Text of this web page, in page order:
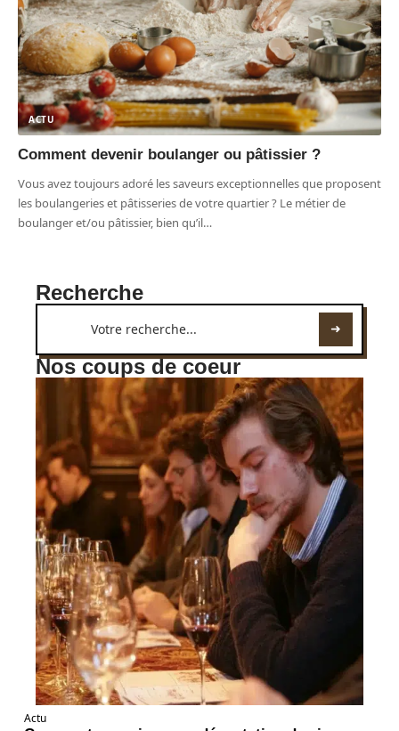
ACTU
Comment devenir boulanger ou pâtissier ?
Vous avez toujours adoré les saveurs exceptionnelles que proposent
les boulangeries et pâtisseries de votre quartier ? Le métier de
boulanger et/ou pâtissier, bien qu’il…
Recherche
Nos coups de coeur
Actu